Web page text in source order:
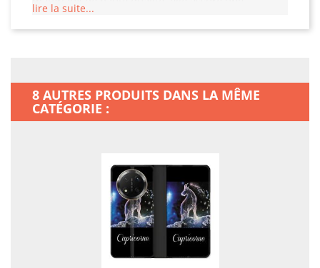
durabilité exceptionnelle tout en restant légère et
facile à manipuler. Son design moderne et raffiné
protection.
lire la suite...
8 AUTRES PRODUITS DANS LA MÊME
CATÉGORIE :